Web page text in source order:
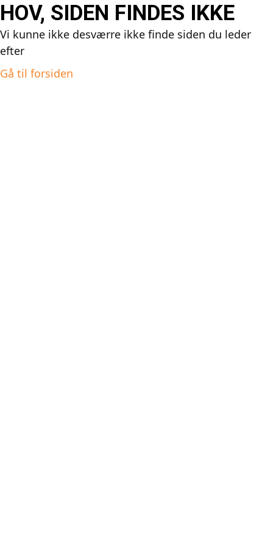
HOV, SIDEN FINDES IKKE
Vi kunne ikke desværre ikke finde siden du leder
efter
Gå til forsiden